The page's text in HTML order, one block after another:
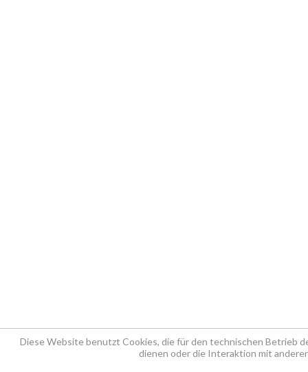
Diese Website benutzt Cookies, die für den technischen Betrieb
dienen oder die Interaktion mit